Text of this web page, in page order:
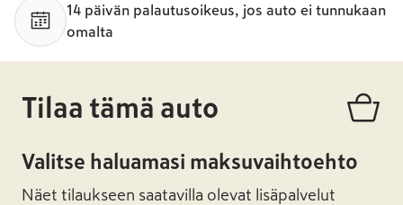
14 päivän palautusoikeus, jos auto ei tunnukaan
omalta
Tilaa tämä auto
Valitse haluamasi maksuvaihtoehto
Näet tilaukseen saatavilla olevat lisäpalvelut